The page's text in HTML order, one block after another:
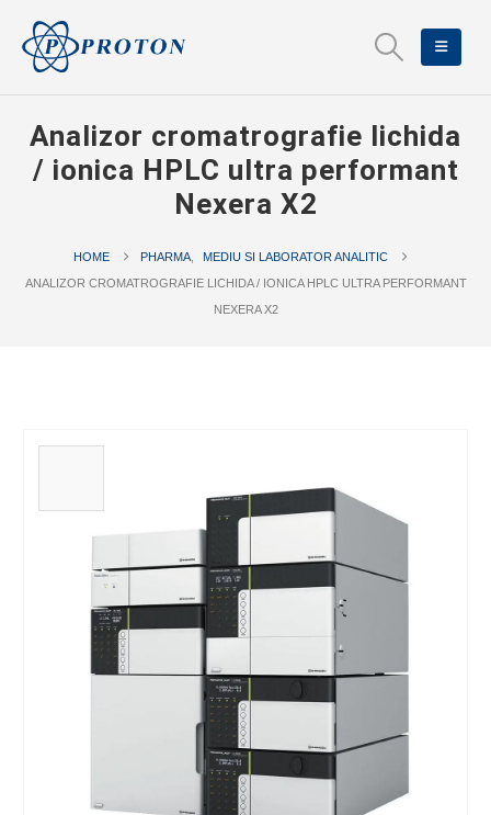
Analizor cromatrografie lichida
/ ionica HPLC ultra performant
Nexera X2
HOME PHARMA,
MEDIU SI LABORATOR ANALITIC
ANALIZOR CROMATROGRAFIE LICHIDA / IONICA HPLC ULTRA PERFORMANT
NEXERA X2